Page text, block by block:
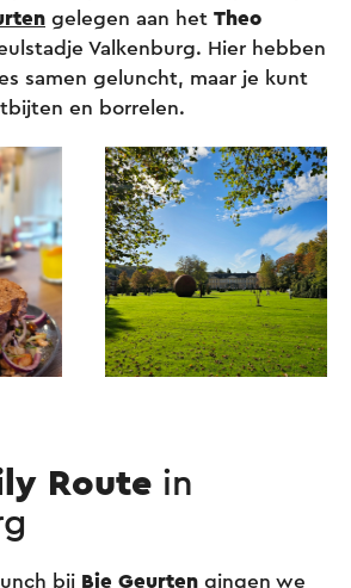
gelegen aan het Theo
Valkenburg. Hier hebben
samen geluncht, maar je kunt
en borrelen.
Route in
bij Bie Geurten gingen we